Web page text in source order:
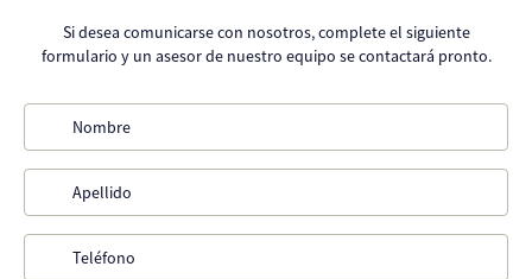
Si desea comunicarse con nosotros, complete el siguiente
formulario y un asesor de nuestro equipo se contactará pronto.